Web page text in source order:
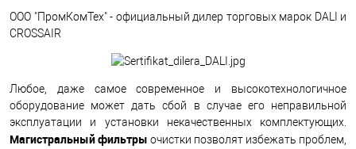
ООО "ПромКомТех" - официальный дилер торговых марок DALI и
CROSSAIR
Любое, даже самое современное и высокотехнологичное
оборудование может дать сбой в случае его неправильной
эксплуатации и установки некачественных комплектующих.
Магистральный фильтры очистки позволят избежать проблем,